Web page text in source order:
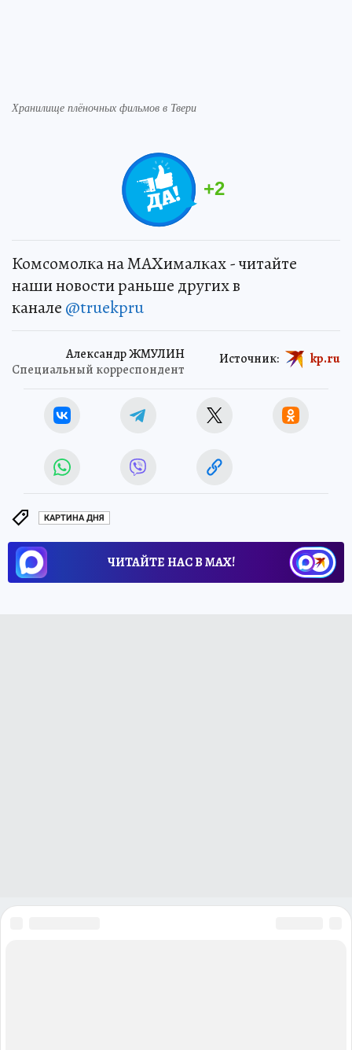
Хранилище плёночных фильмов в Твери
+2
Комсомолка на MAXималках - читайте
наши новости раньше других в
канале @truekpru
Александр ЖМУЛИН
Специальный корреспондент
Источник: kp.ru
КАРТИНА ДНЯ
ЧИТАЙТЕ НАС В МАХ!